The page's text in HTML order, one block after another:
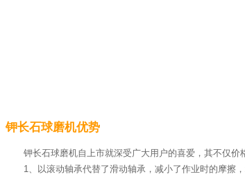
钾长石球磨机优势
钾长石球磨机自上市就深受广大用户的喜爱，其不仅
1、以滚动轴承代替了滑动轴承，减小了作业时的摩擦